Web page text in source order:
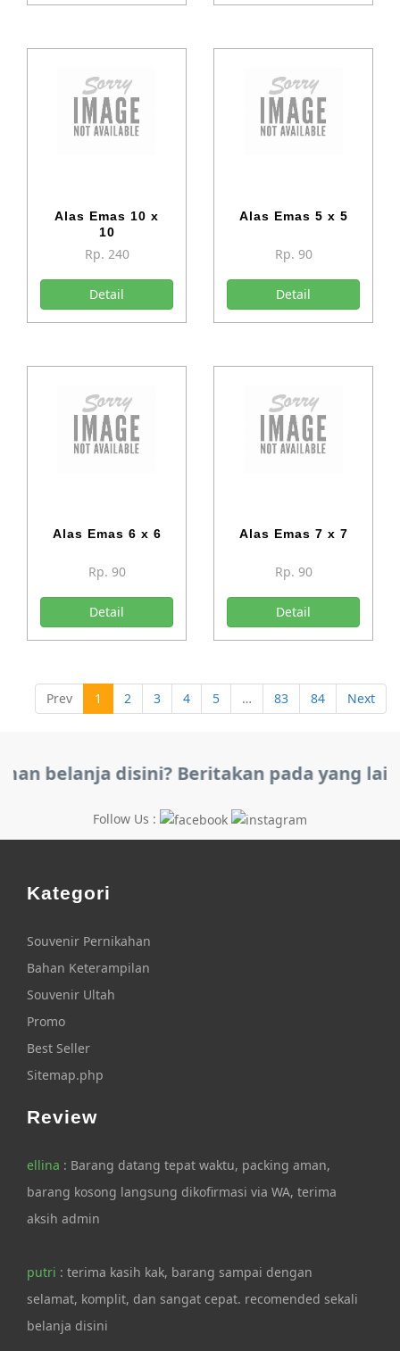
Alas Emas 10 x
10
Rp. 240
Detail
Alas Emas 5 x 5
Rp. 90
Detail
Alas Emas 6 x 6
Rp. 90
Detail
Alas Emas 7 x 7
Rp. 90
Detail
Prev 1 2 3 4 5 … 83 84 Next
belanja disini? Beritakan pada yang
Follow Us :
Kategori
Souvenir Pernikahan
Bahan Keterampilan
Souvenir Ultah
Promo
Best Seller
Sitemap.php
Review
ellina : Barang datang tepat waktu, packing aman,
barang kosong langsung dikofirmasi via WA, terima
aksih admin
putri : terima kasih kak, barang sampai dengan
selamat, komplit, dan sangat cepat. recomended sekali
belanja disini